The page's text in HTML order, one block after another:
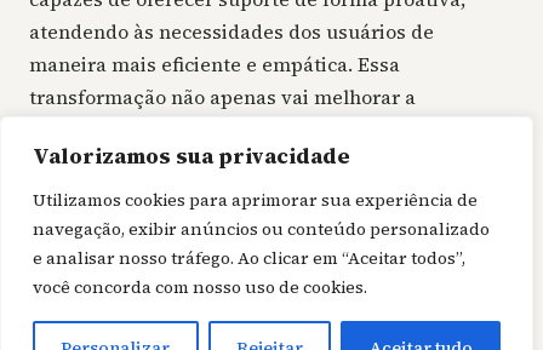
Valorizamos sua privacidade
Utilizamos cookies para aprimorar sua experiência de
navegação, exibir anúncios ou conteúdo personalizado
e analisar nosso tráfego. Ao clicar em “Aceitar todos”,
você concorda com nosso uso de cookies.
atendendo às necessidades dos usuários de
maneira mais eficiente e empática. Essa
transformação não apenas vai melhorar a
lealdade à marca, criando interações significativas e
duradouras.